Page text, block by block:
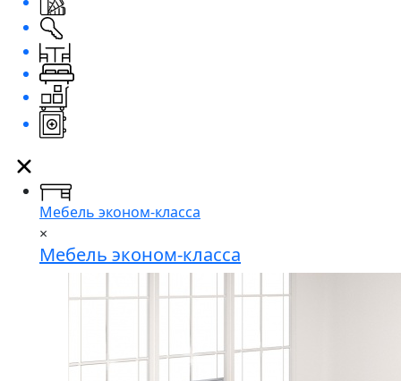
Мебель эконом-класса
×
Мебель эконом-класса